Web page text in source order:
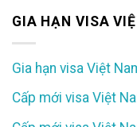
GIA HẠN VISA
Gia hạn visa Việt
Cấp mới visa Việt